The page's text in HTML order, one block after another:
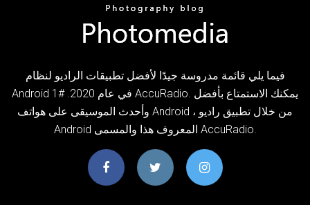
فيما يلي قائمة مدروسة جيدًا لأفضل تطبيقات الراديو لنظام
Android في عام 2020. #1 AccuRadio. يمكنك الاستمتاع بأفضل
وأحدث الموسيقى على هواتف Android ، من خلال تطبيق راديو
Android المعروف هذا والمسمى AccuRadio.